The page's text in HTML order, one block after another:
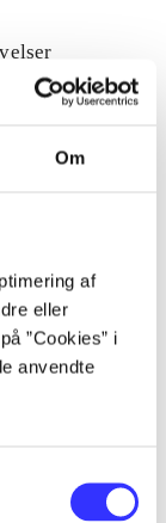
Om
af
eller
”Cookies” i
anvendte